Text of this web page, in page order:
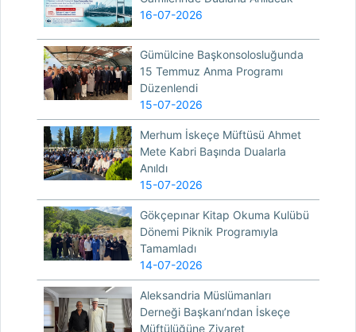
16-07-2026
Gümülcine Başkonsolosluğunda
15 Temmuz Anma Programı
Düzenlendi
15-07-2026
Merhum İskeçe Müftüsü Ahmet
Mete Kabri Başında Dualarla
Anıldı
15-07-2026
Gökçepınar Kitap Okuma Kulübü
Dönemi Piknik Programıyla
Tamamladı
14-07-2026
Aleksandria Müslümanları
Derneği Başkanı’ndan İskeçe
Müftülüğüne Ziyaret